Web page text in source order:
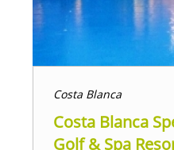
Costa Blanca
Costa Blanca
Golf & Spa